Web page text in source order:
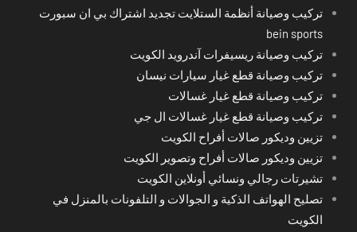
تركيب وصيانة أنظمة الستلايت تجديد اشتراك بي ان سبورت
bein sports
تركيب وصيانة ريسيفرات آندرويد الكويت
تركيب وصيانة قطع غيار سيارات نيسان
تركيب وصيانة قطع غيار غسالات
تركيب وصيانة قطع غيار غسالات ال جي
تزيين وديكور صالات أفراح الكويت
تزيين وديكور صالات أفراح وتصوير الكويت
تشيرتات رجالي ونسائي أونلاين الكويت
تصليح الهواتف الذكية و الجوالات و التلفونات بالمنزل في
الكويت